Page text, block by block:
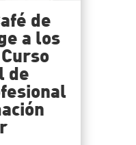
de
a los
de